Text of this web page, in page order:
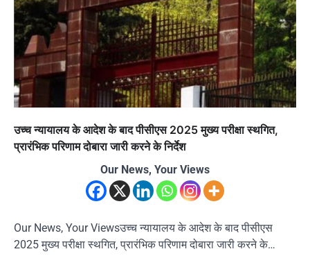
उच्च न्यायालय के आदेश के बाद पीसीएस 2025 मुख्य परीक्षा स्थगित,
प्रारंभिक परिणाम दोबारा जारी करने के निर्देश
Our News, Your Views
Our News, Your Viewsउच्च न्यायालय के आदेश के बाद पीसीएस
2025 मुख्य परीक्षा स्थगित, प्रारंभिक परिणाम दोबारा जारी करने के…